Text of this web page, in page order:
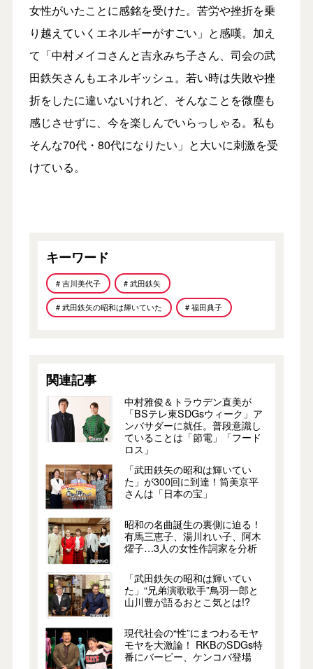
女性がいたことに感銘を受けた。苦労や挫折を乗
り越えていくエネルギーがすごい」と感嘆。加え
て「中村メイコさんと吉永みち子さん、司会の武
田鉄矢さんもエネルギッシュ。若い時は失敗や挫
折をしたに違いないけれど、そんなことを微塵も
感じさせずに、今を楽しんでいらっしゃる。私も
そんな70代・80代になりたい」と大いに刺激を受
けている。
キーワード
# 吉川美代子 # 武田鉄矢
# 武田鉄矢の昭和は輝いていた # 福田典子
関連記事
中村雅俊＆トラウデン直美が
「BSテレ東SDGsウィーク」ア
ンバサダーに就任。普段意識し
ていることは「節電」「フード
ロス」
「武田鉄矢の昭和は輝いてい
た」が300回に到達！筒美京平
さんは「日本の宝」
昭和の名曲誕生の裏側に迫る！
有馬三恵子、湯川れい子、阿木
燿子…3人の女性作詞家を分析
「武田鉄矢の昭和は輝いてい
た」“兄弟演歌歌手”鳥羽一郎と
山川豊が語るおとこ気とは!?
現代社会の“性”にまつわるモヤ
モヤを大激論！ RKBのSDGs特
番にバービー、ケンコバ登場